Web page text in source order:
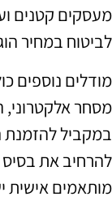
מעסקים קטנים
לביטוח במחיר
מודלים נוספים
מסחר אלקטרוני,
במקביל להזמנת
להרחיב את בסיס
מותאמים אישית